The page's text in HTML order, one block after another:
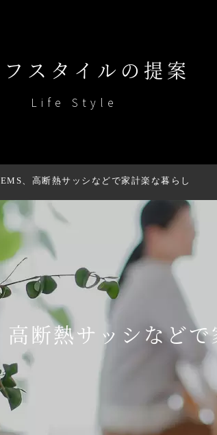
スタイルの提案
Life Style
、高断熱サッシなどで家計楽な暮らし
断熱サッシなど